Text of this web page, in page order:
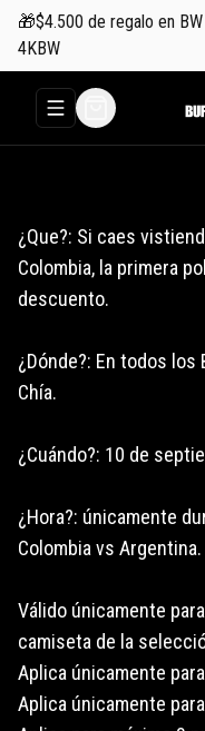
🎁$4.500 de regalo en
4KBW
Abrir menu de
¿Que?: Si caes
Colombia, la primera
descuento.
¿Dónde?: En todos
Chía.
¿Cuándo?: 10 de
¿Hora?: únicamente
Colombia vs Argentina.
Válido únicamente
camiseta de la
Aplica únicamente
Aplica únicamente